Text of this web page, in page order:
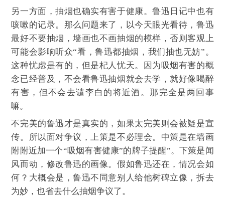
另一方面，抽烟也确实有害于健康。鲁迅日记中也有
咳嗽的记录。那么问题来了，以今天眼光看待，鲁迅
最好不要抽烟，墙画也不画抽烟的模样，否则客观上
可能会影响听众“看，鲁迅都抽烟，我们抽也无妨”。
这种忧虑是有的，但是杞人忧天。因为吸烟有害的概
念已经普及，不会看鲁迅抽烟就会去学，就好像喝醉
有害，但不会去谴李白的将近酒。那完全是两回事
嘛。
不完美的鲁迅才是真实的，如果太完美则会被疑是宣
传。所以面对争议，上策是不必理会。中策是在墙画
附附近加一个“吸烟有害健康”的牌子提醒”。下策是闻
风而动，修改鲁迅的画像。假如鲁迅还在，情况会如
何？大概会是，鲁迅不同意别人给他树碑立像，拆去
为妙，也省去什么抽烟争议了。